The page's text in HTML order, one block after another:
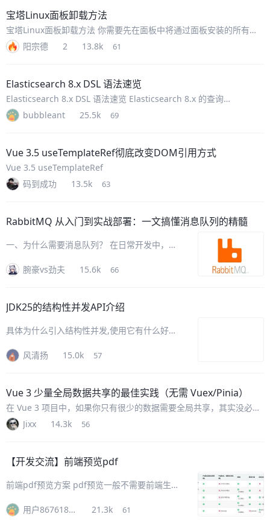
宝塔Linux面板卸载方法
宝塔Linux面板卸载方法 你需要先在面板中将通过面板安装的所有软
件卸载，如 nginx、mysql、php 等等，然后，进入 SSH 命令行，输
阳宗德 2 13.8k 61
Elasticsearch 8.x DSL 语法速览
Elasticsearch 8.x DSL 语法速览 Elasticsearch 8.x 的查询
DSL（Domain Specific Language）以 JSON 结构描述检索、聚合、
排序、分页
bubbleant 25.5k 69
Vue 3.5 useTemplateRef彻底改变DOM引用方式
Vue 3.5 useTemplateRef
码到成功
13.5k 63
RabbitMQ 从入门到实战部署：一文搞懂消息队列的精髓
一、为什么需要消息队列？ 在日常开发中，我
短信（多个系统调用） * 大流量请求 → 后台慢
腕豪vs劲夫 15.6k 66
JDK25的结构性并发API介绍
具体为什么引入结构性并发,使用它有什么好处,
https://openjdk.org/jeps/505 结构性并发 API
风清扬 15.0k 57
Vue 3 少量全局数据共享的最佳实践（无需 Vuex/Pinia）
在 Vue 3 项目中，如果你只有很少的数据需要全局共享，其实没必要
引入 Vuex、Pinia 这类重量级状态管理库，完全可以用更简单的方式
实现全局数据共享。下面我给你介绍几种常用且简洁的做法 1.组
Jixx 14.3k 56
【开发交流】前端预览pdf
前端pdf预览方案 pdf预览一般不需要前端生成
件【responseType:‘blob’,】或二进制文件流
用户867618337355804415 21.3k 61